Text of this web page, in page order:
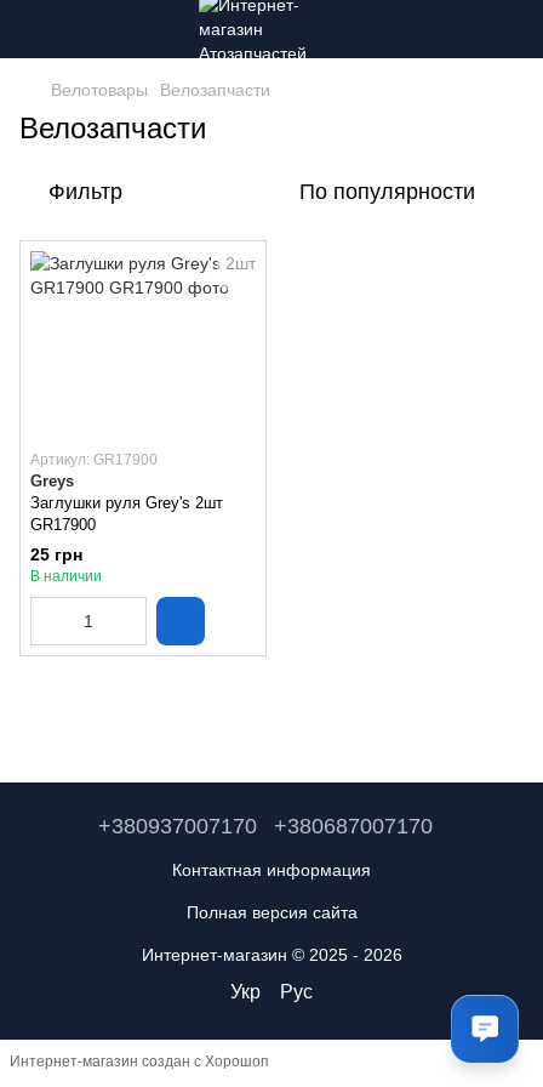
Велотовары Велозапчасти
Велозапчасти
Фильтр По популярности
Артикул: GR17900
Greys
Заглушки руля Grey's 2шт
GR17900
25 грн
В наличии
+380937007170 +380687007170
Контактная информация
Полная версия сайта
Интернет-магазин © 2025 - 2026
Укр Рус
Интернет-магазин создан с Хорошоп